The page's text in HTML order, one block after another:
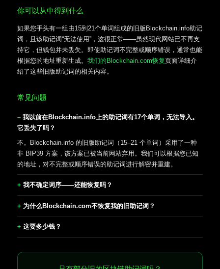
你可以从中得到什么
如果您手头有一组由15到21个单词组成的旧版Blockchain.info助记
词，且该助记词“无法使用”，这很正常——虽然现代网站已不再支
持它，但钱包并未丢失。即使助记词不完整或顺序错误，通常也能
根据您的地址重新生成。 我们的Blockchain.com恢复页面详细介
绍了这些旧版助记词的相关内容。
常见问题
我以前在Blockchain.info上的助记词有17个单词，无法导入。
它丢失了吗？
不。Blockchain.info 的旧版助记词（15–21 个单词）采用了一种
非 BIP39 方案，该方案已被当前网站弃用。我们可以根据您已知
的地址，对不完整或顺序错误的助记词进行解密并重建。
我不确定词序——还能恢复吗？
为什么Blockchain.com不恢复我的旧助记词？
这要多少钱？